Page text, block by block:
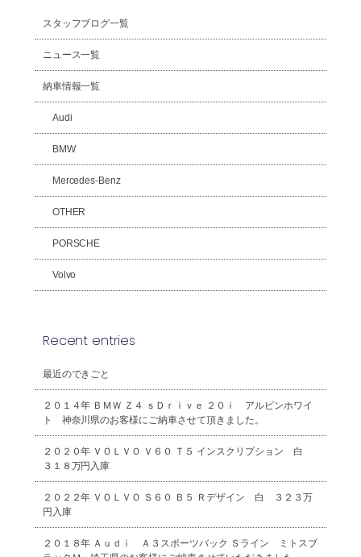
スタッフブログ一覧
ニュース一覧
納車情報一覧
Audi
BMW
Mercedes-Benz
OTHER
PORSCHE
Volvo
Recent entries
最近のできごと
２０１４年 ＢＭＷ Ｚ４ ｓＤｒｉｖｅ ２０ｉ アルピンホワイ
ト 神奈川県のお客様にご納車させて頂きました。
２０２０年 ＶＯＬＶＯ Ｖ６０ Ｔ５ インスクリプション 白
３１８万円入庫
２０２２年 ＶＯＬＶＯ Ｓ６０ Ｂ５ Ｒデザイン 白 ３２３万
円入庫
２０１８年 Ａｕｄｉ Ａ３スポーツバック Ｓライン ミトスブ